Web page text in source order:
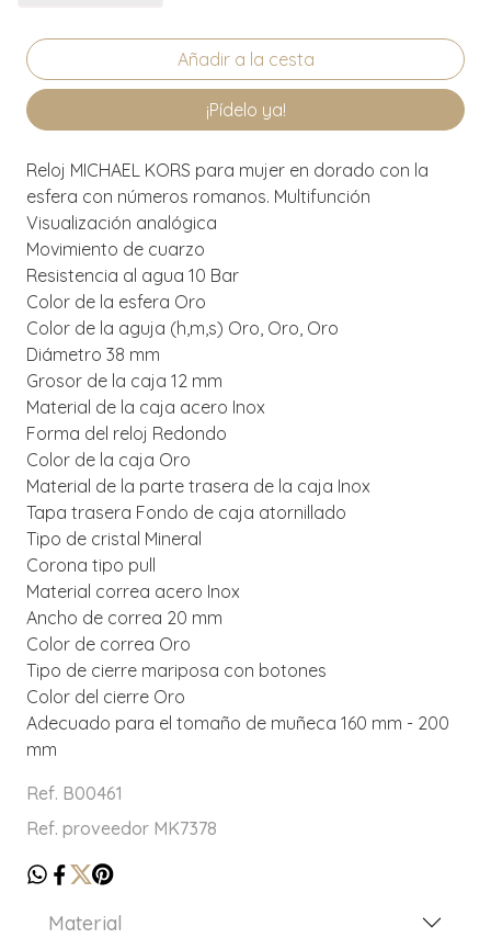
¡Pídelo ya!
Reloj MICHAEL KORS para mujer en dorado con la
esfera con números romanos. Multifunción
Visualización analógica
Movimiento de cuarzo
Resistencia al agua 10 Bar
Color de la esfera Oro
Color de la aguja (h,m,s) Oro, Oro, Oro
Diámetro 38 mm
Grosor de la caja 12 mm
Material de la caja acero Inox
Forma del reloj Redondo
Color de la caja Oro
Material de la parte trasera de la caja Inox
Tapa trasera Fondo de caja atornillado
Tipo de cristal Mineral
Corona tipo pull
Material correa acero Inox
Ancho de correa 20 mm
Color de correa Oro
Tipo de cierre mariposa con botones
Color del cierre Oro
Adecuado para el tomaño de muñeca 160 mm - 200
mm
Ref. B00461
Ref. proveedor MK7378
Material